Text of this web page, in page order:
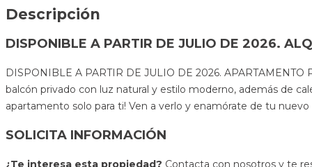
Descripción
DISPONIBLE A PARTIR DE JULIO DE 2026.
DISPONIBLE A PARTIR DE JULIO DE 2026.
balcón privado con luz natural y estilo moderno, además de
apartamento solo para ti! Ven a verlo y enamórate de tu
SOLICITA INFORMACIÓN
¿Te interesa esta propiedad? Contacta con nosotros y te